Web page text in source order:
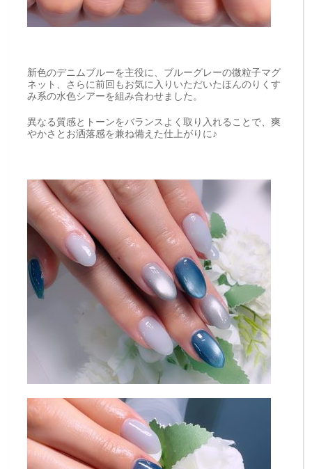
新色のデニムブルーを主役に、ブルーグレーの微粒子マグ
ネット、さらに前回もお気に入りいただいたほんのりくす
み系の水色シアーを組み合わせました。
異なる質感とトーンをバランスよく取り入れることで、爽
やかさとお洒落感を兼ね備えた仕上がりに♪